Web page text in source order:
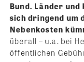
Bund. Länder und
sich dringend um
Nebenkosten
überall – u.a. bei
öffentlichen